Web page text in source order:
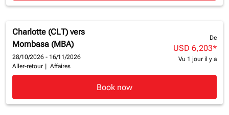
Charlotte (CLT) vers
Mombasa (MBA)
28/10/2026 - 16/11/2026
Aller-retour
Affaires
De
USD 6,203*
Vu 1 jour il y a
Book now